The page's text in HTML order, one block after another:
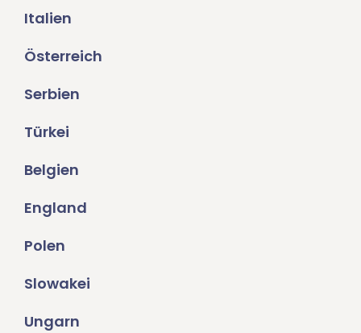
Italien
Österreich
Serbien
Türkei
Belgien
England
Polen
Slowakei
Ungarn